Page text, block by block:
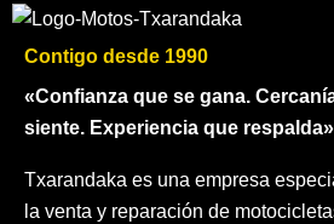
Contigo desde 1990
«Confianza que se gana.
siente. Experiencia que respalda»
Txarandaka es una empresa
la venta y reparación de